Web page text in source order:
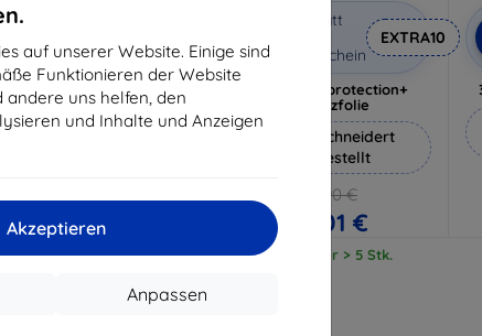
auf unserer Website. Einige sind
Funktionieren der Website
andere uns helfen, den
und Inhalte und Anzeigen
Akzeptieren
Anpassen
Gutschein
3mk Pure Matt Schutzglas
Maßgeschneidert
11,61 €
Auf Lager > 5 Stk.
Rabatt
Gutschein
EXTRA10
3mk Silverprotection+
Schutzfolie
Maßgeschneidert
hergestellt
18,90 €
17,01 €
Auf Lager > 5 Stk.